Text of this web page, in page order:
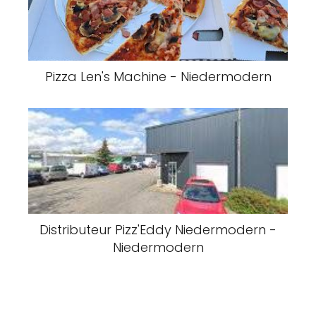
Pizza Len's Machine - Niedermodern
Distributeur Pizz'Eddy Niedermodern -
Niedermodern